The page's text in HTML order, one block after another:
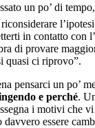
un po’ di
in contatto con
di provare
quasi ci riprovo”.
pensarci un po’
e perché.
i motivi che
essere